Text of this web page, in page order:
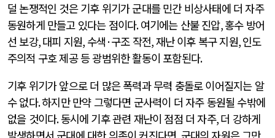
덜 논쟁적인 것은 기후 위기가 군대를 민간 비상사태에 더 자주
동원하게 만들고 있다는 점이다.여기에는 산불 진압,홍수 방어
선 보강,대피 지원, 수색 ·구조 작전,재난 이후 복구 지원,인도
주의적 구호 제공 등 광범위한 활동이 포함된다.
기후 위기가 앞으로 더 많은 폭력과 무력 충돌로 이어질지는 알
수 없다.하지만 만약 그렇다면 군사력이 더 자주 동원될 수밖에
없을 것이다.동시에 기후 관련 재난이 점점 더 자주,더 강하게